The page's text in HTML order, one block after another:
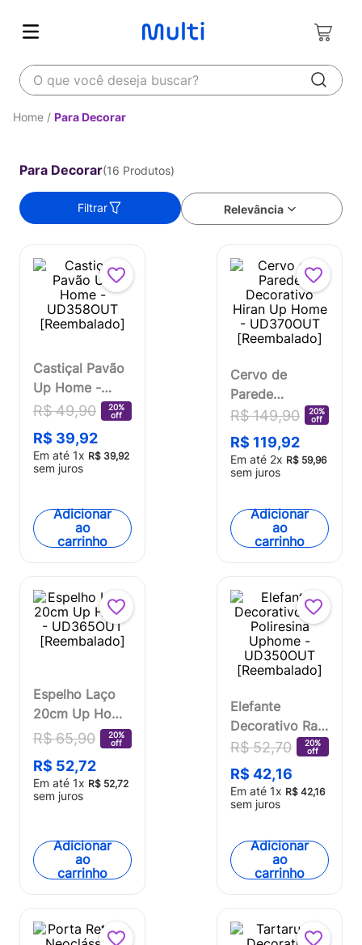
O que você deseja buscar?
Para Decorar
Para Decorar 16 Produtos
Relevância
Filtrar
Castiçal Pavão
Up Home -
UD358OUT
R$ 49,90
20%
off
R$ 39,92
Em até 1x R$ 39,92
sem juros
Adicionar
ao
carrinho
Cervo de
Parede
Decorativo
Hiran Up Home
- UD370OUT
[Reembalado]
R$ 149,90
20%
off
R$ 119,92
Em até 2x R$ 59,96
sem juros
Adicionar
ao
carrinho
Espelho Laço
20cm Up Home
- UD365OUT
[Reembalado]
R$ 65,90
20%
off
R$ 52,72
Em até 1x R$ 52,72
sem juros
Adicionar
ao
carrinho
Elefante
Decorativo Raj
Poliresina
Uphome -
UD350OUT
[Reembalado]
R$ 52,70
20%
off
R$ 42,16
Em até 1x R$ 42,16
sem juros
Adicionar
ao
carrinho